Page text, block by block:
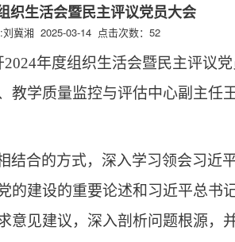
织生活会暨民主评议党员大会
冀湘 2025-03-14 点击次数：52
年度组织生活会暨民主评议
教学质量监控与评估中心副主任
结合的方式，深入学习领会习近
的建设的重要论述和习近平总书
意见建议，深入剖析问题根源，